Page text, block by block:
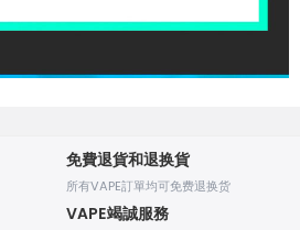
免費退貨和退换貨
所有VAPE訂單均可免费退换货
VAPE竭誠服務